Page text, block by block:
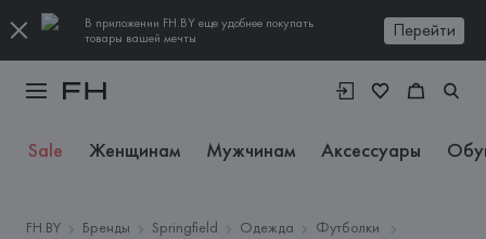
В приложении FH.BY еще удобнее покупать
товары вашей мечты
Перейти
Sale Женщинам Мужчинам Аксессуары
FH.BY Бренды Springfield Одежда
Футболки